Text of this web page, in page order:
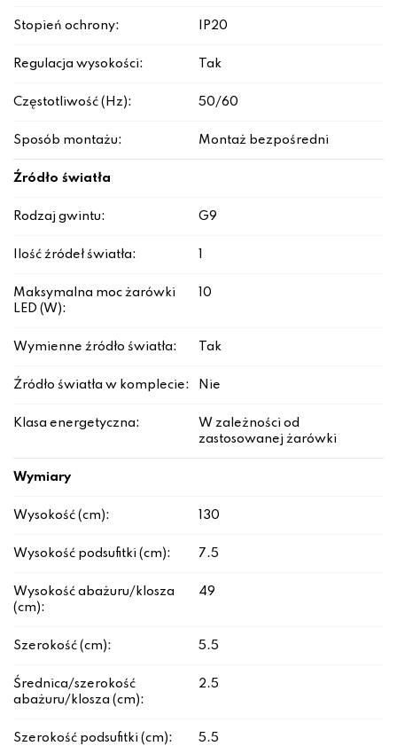
Stopień ochrony: IP20
Regulacja wysokości: Tak
Częstotliwość (Hz): 50/60
Sposób montażu: Montaż bezpośredni
Źródło światła
Rodzaj gwintu: G9
Ilość źródeł światła:
Maksymalna moc żarówki
LED (W):
10
Wymienne źródło światła: Tak
Źródło światła w komplecie: Nie
Klasa energetyczna:
W zależności od
zastosowanej żarówki
Wymiary
Wysokość (cm): 130
Wysokość podsufitki (cm): 7.5
Wysokość abażuru/klosza
(cm):
49
Szerokość (cm): 5.5
Średnica/szerokość
abażuru/klosza (cm):
2.5
Szerokość podsufitki (cm): 5.5